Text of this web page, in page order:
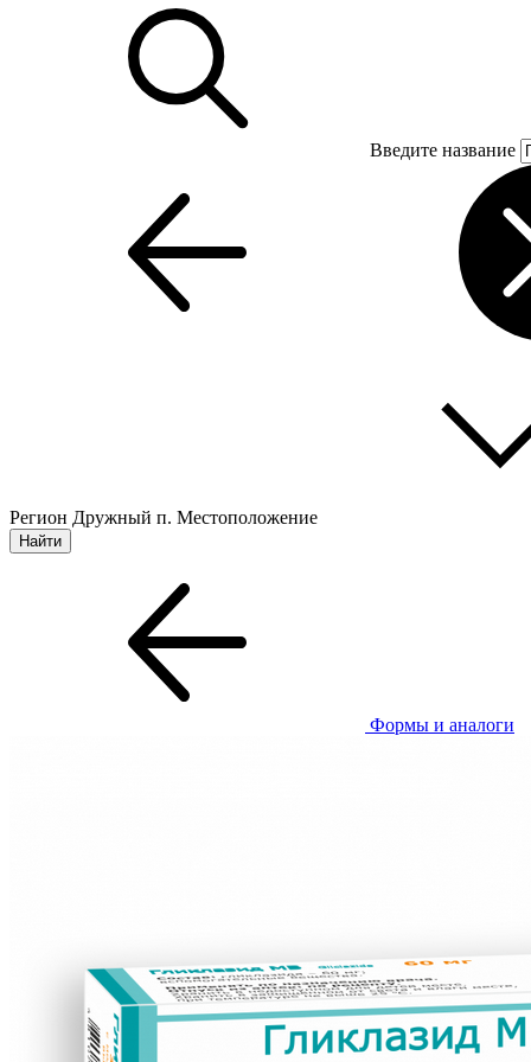
Введите название
Регион Дружный п. Местоположение
Формы и аналоги